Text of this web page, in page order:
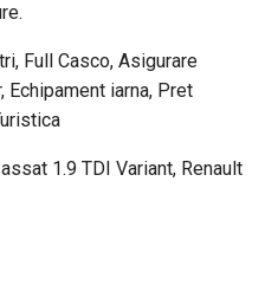
Full Casco, Asigurare
Echipament iarna, Pret
1.9 TDI Variant, Renault